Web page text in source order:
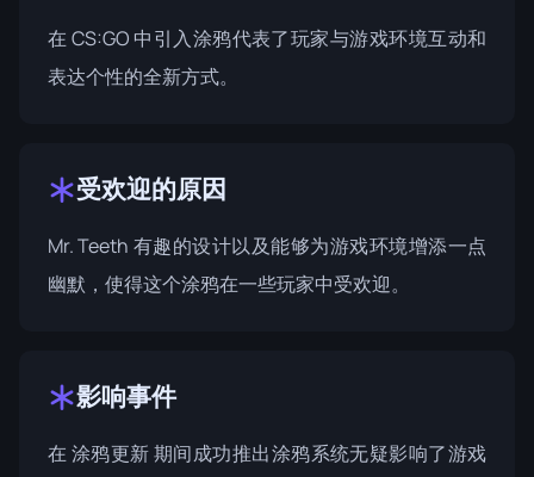
在 CS:GO 中引入涂鸦代表了玩家与游戏环境互动和
表达个性的全新方式。
受欢迎的原因
Mr. Teeth 有趣的设计以及能够为游戏环境增添一点
幽默，使得这个涂鸦在一些玩家中受欢迎。
影响事件
在 涂鸦更新期间成功推出涂鸦系统无疑影响了游戏